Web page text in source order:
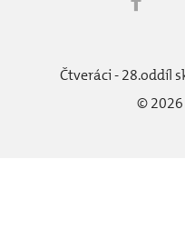
Čtveráci - 28.oddíl
©2026